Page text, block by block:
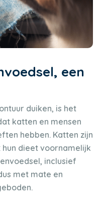
een
duiken, is het
katten en mensen
hebben. Katten zijn
dieet voornamelijk
inclusief
met mate en